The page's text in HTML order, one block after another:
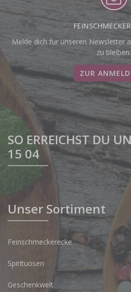
Melde dich für unseren Newsletter
zu bleiben.
ZUR
SO ERREICHST DU
15 04
Unser Sortiment
Feinschmeckerecke
Spirituosen
Geschenkwelt